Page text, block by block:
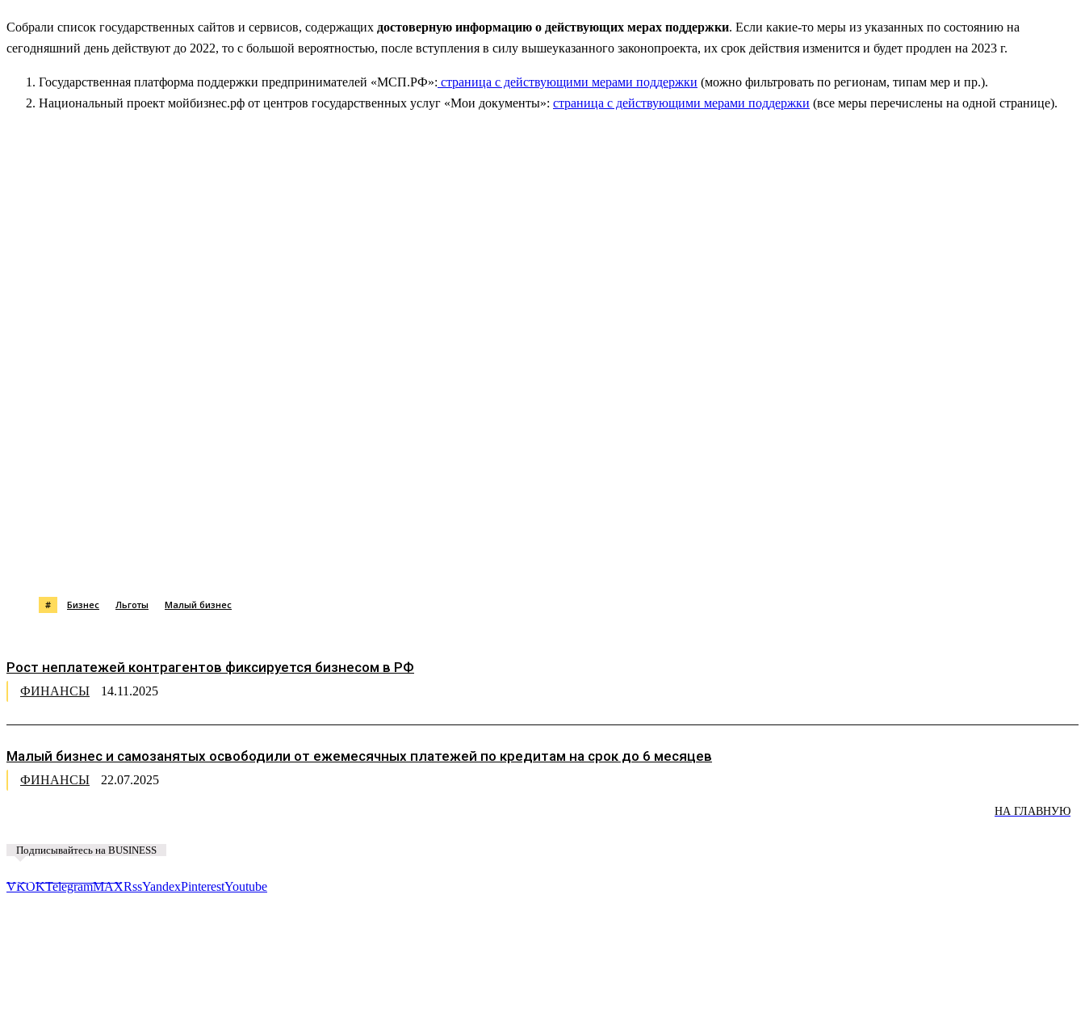
Собрали список государственных сайтов и сервисов, содержащих достоверную информацию о действующих мерах поддержки. Если какие-то меры из указанных по состоянию на
сегодняшний день действуют до 2022, то с большой вероятностью, после вступления в силу вышеуказанного законопроекта, их срок действия изменится и будет продлен на 2023 г.
Государственная платформа поддержки предпринимателей «МСП.РФ»: страница с действующими мерами поддержки (можно фильтровать по регионам, типам мер и пр.).
Национальный проект мойбизнес.рф от центров государственных услуг «Мои документы»: страница с действующими мерами поддержки (все меры перечислены на одной странице).
# Бизнес Льготы Малый бизнес
Рост неплатежей контрагентов фиксируется бизнесом в РФ
ФИНАНСЫ 14.11.2025
Малый бизнес и самозанятых освободили от ежемесячных платежей по кредитам на срок до 6 месяцев
ФИНАНСЫ 22.07.2025
НА ГЛАВНУЮ
Подписывайтесь на BUSINESS
VKOKTelegramMAXRssYandexPinterestYoutube